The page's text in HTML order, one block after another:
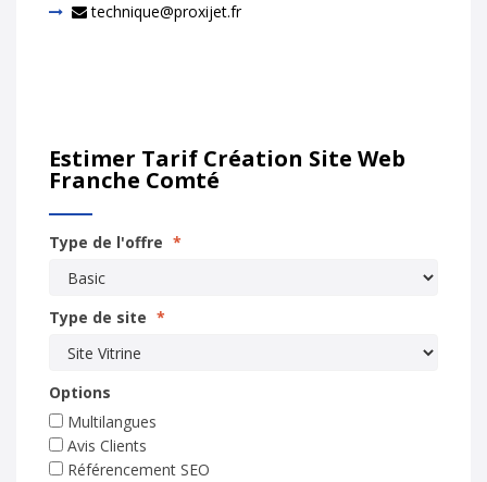
technique@proxijet.fr
Estimer Tarif Création Site Web
Franche Comté
Type de l'offre *
Type de site *
Options
Multilangues
Avis Clients
Référencement SEO